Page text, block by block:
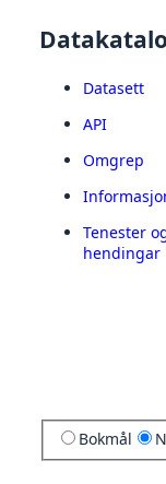
Datasett
API
Omgrep
Tenester
hendingar
Bokmål